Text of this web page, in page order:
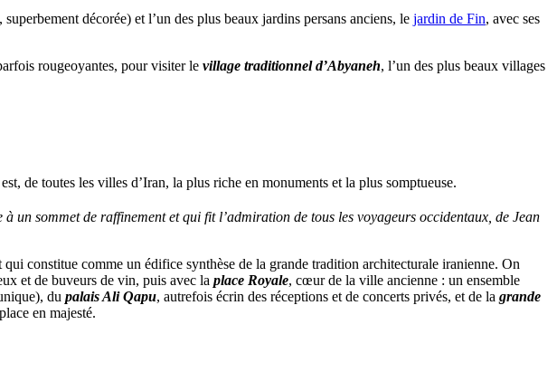
décorée) et l’un des plus beaux jardins persans anciens, le jardin de Fin, avec ses
rougeoyantes, pour visiter le village traditionnel d’Abyaneh, l’un des plus beaux villages
est, de toutes les villes d’Iran, la plus riche en monuments et la plus somptueuse.
un sommet de raffinement et qui fit l’admiration de tous les voyageurs occidentaux, de Jean
constitue comme un édifice synthèse de la grande tradition architecturale iranienne. On
et de buveurs de vin, puis avec la place Royale, cœur de la ville ancienne : un ensemble
du palais Ali Qapu, autrefois écrin des réceptions et de concerts privés, et de la grande
en majesté.